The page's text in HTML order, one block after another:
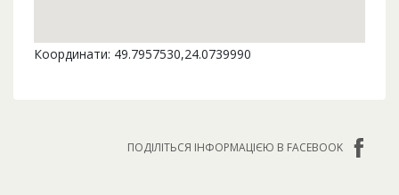
Координати: 49.7957530,24.0739990
ПОДІЛІТЬСЯ ІНФОРМАЦІЄЮ В FACEBOOK